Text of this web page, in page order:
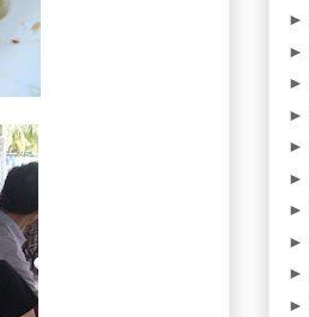
►
►
►
►
►
►
►
►
►
►